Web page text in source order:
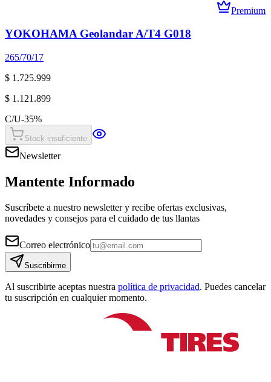
Premium
YOKOHAMA Geolandar A/T4 G018
265/70/17
$ 1.725.999
$ 1.121.899
C/U-35%
Stock insuficiente
Newsletter
Mantente Informado
Suscríbete a nuestro newsletter y recibe ofertas exclusivas,
novedades y consejos para el cuidado de tus llantas
Correo electrónico
Suscribirme
Al suscribirte aceptas nuestra política de privacidad. Puedes cancelar
tu suscripción en cualquier momento.